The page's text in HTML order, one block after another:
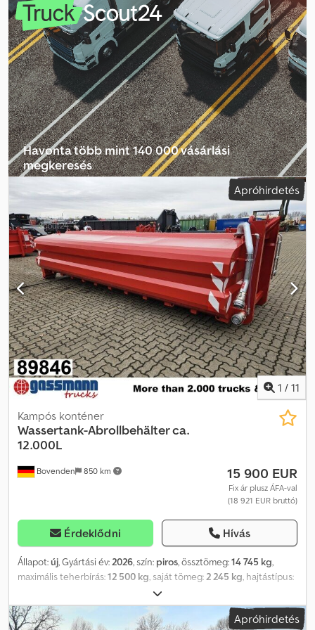
mm | 1720 kg | Új, 2 db elérhető Az eladás csak vállalkozások
részére történik. Az elírás és az előzetes értékesítés jogát
fenntartjuk. Cedpfx Akovh U Nwjwjha
Havonta több mint 140 000 vásárlási
megkeresés
Válassza ki a kereskedői csomagotApróhirdetés
1 / 11
Bovenden 850 km
Kampós konténer
Wassertank-Abrollbehälter ca.
12.000L
15 900 EUR
Fix ár plusz ÁFA-val
(18 921 EUR bruttó)
Érdeklődni Hívás
Állapot:új, Gyártási év:2026, szín: piros, össztömeg:14 745 kg,
maximális teherbírás:12 500 kg, saját tömeg:2 245 kg, hajtástípus:
, Jármű helye: úton / szállítás alatt, acél
felépítmény, hátsó lefolyó Felépítmény: víztartályos cseretartály
kb. 12 000 l, ARCHIV KÉPEK – Platform nélküli víztartály, kb. 12 000
Apróhirdetés